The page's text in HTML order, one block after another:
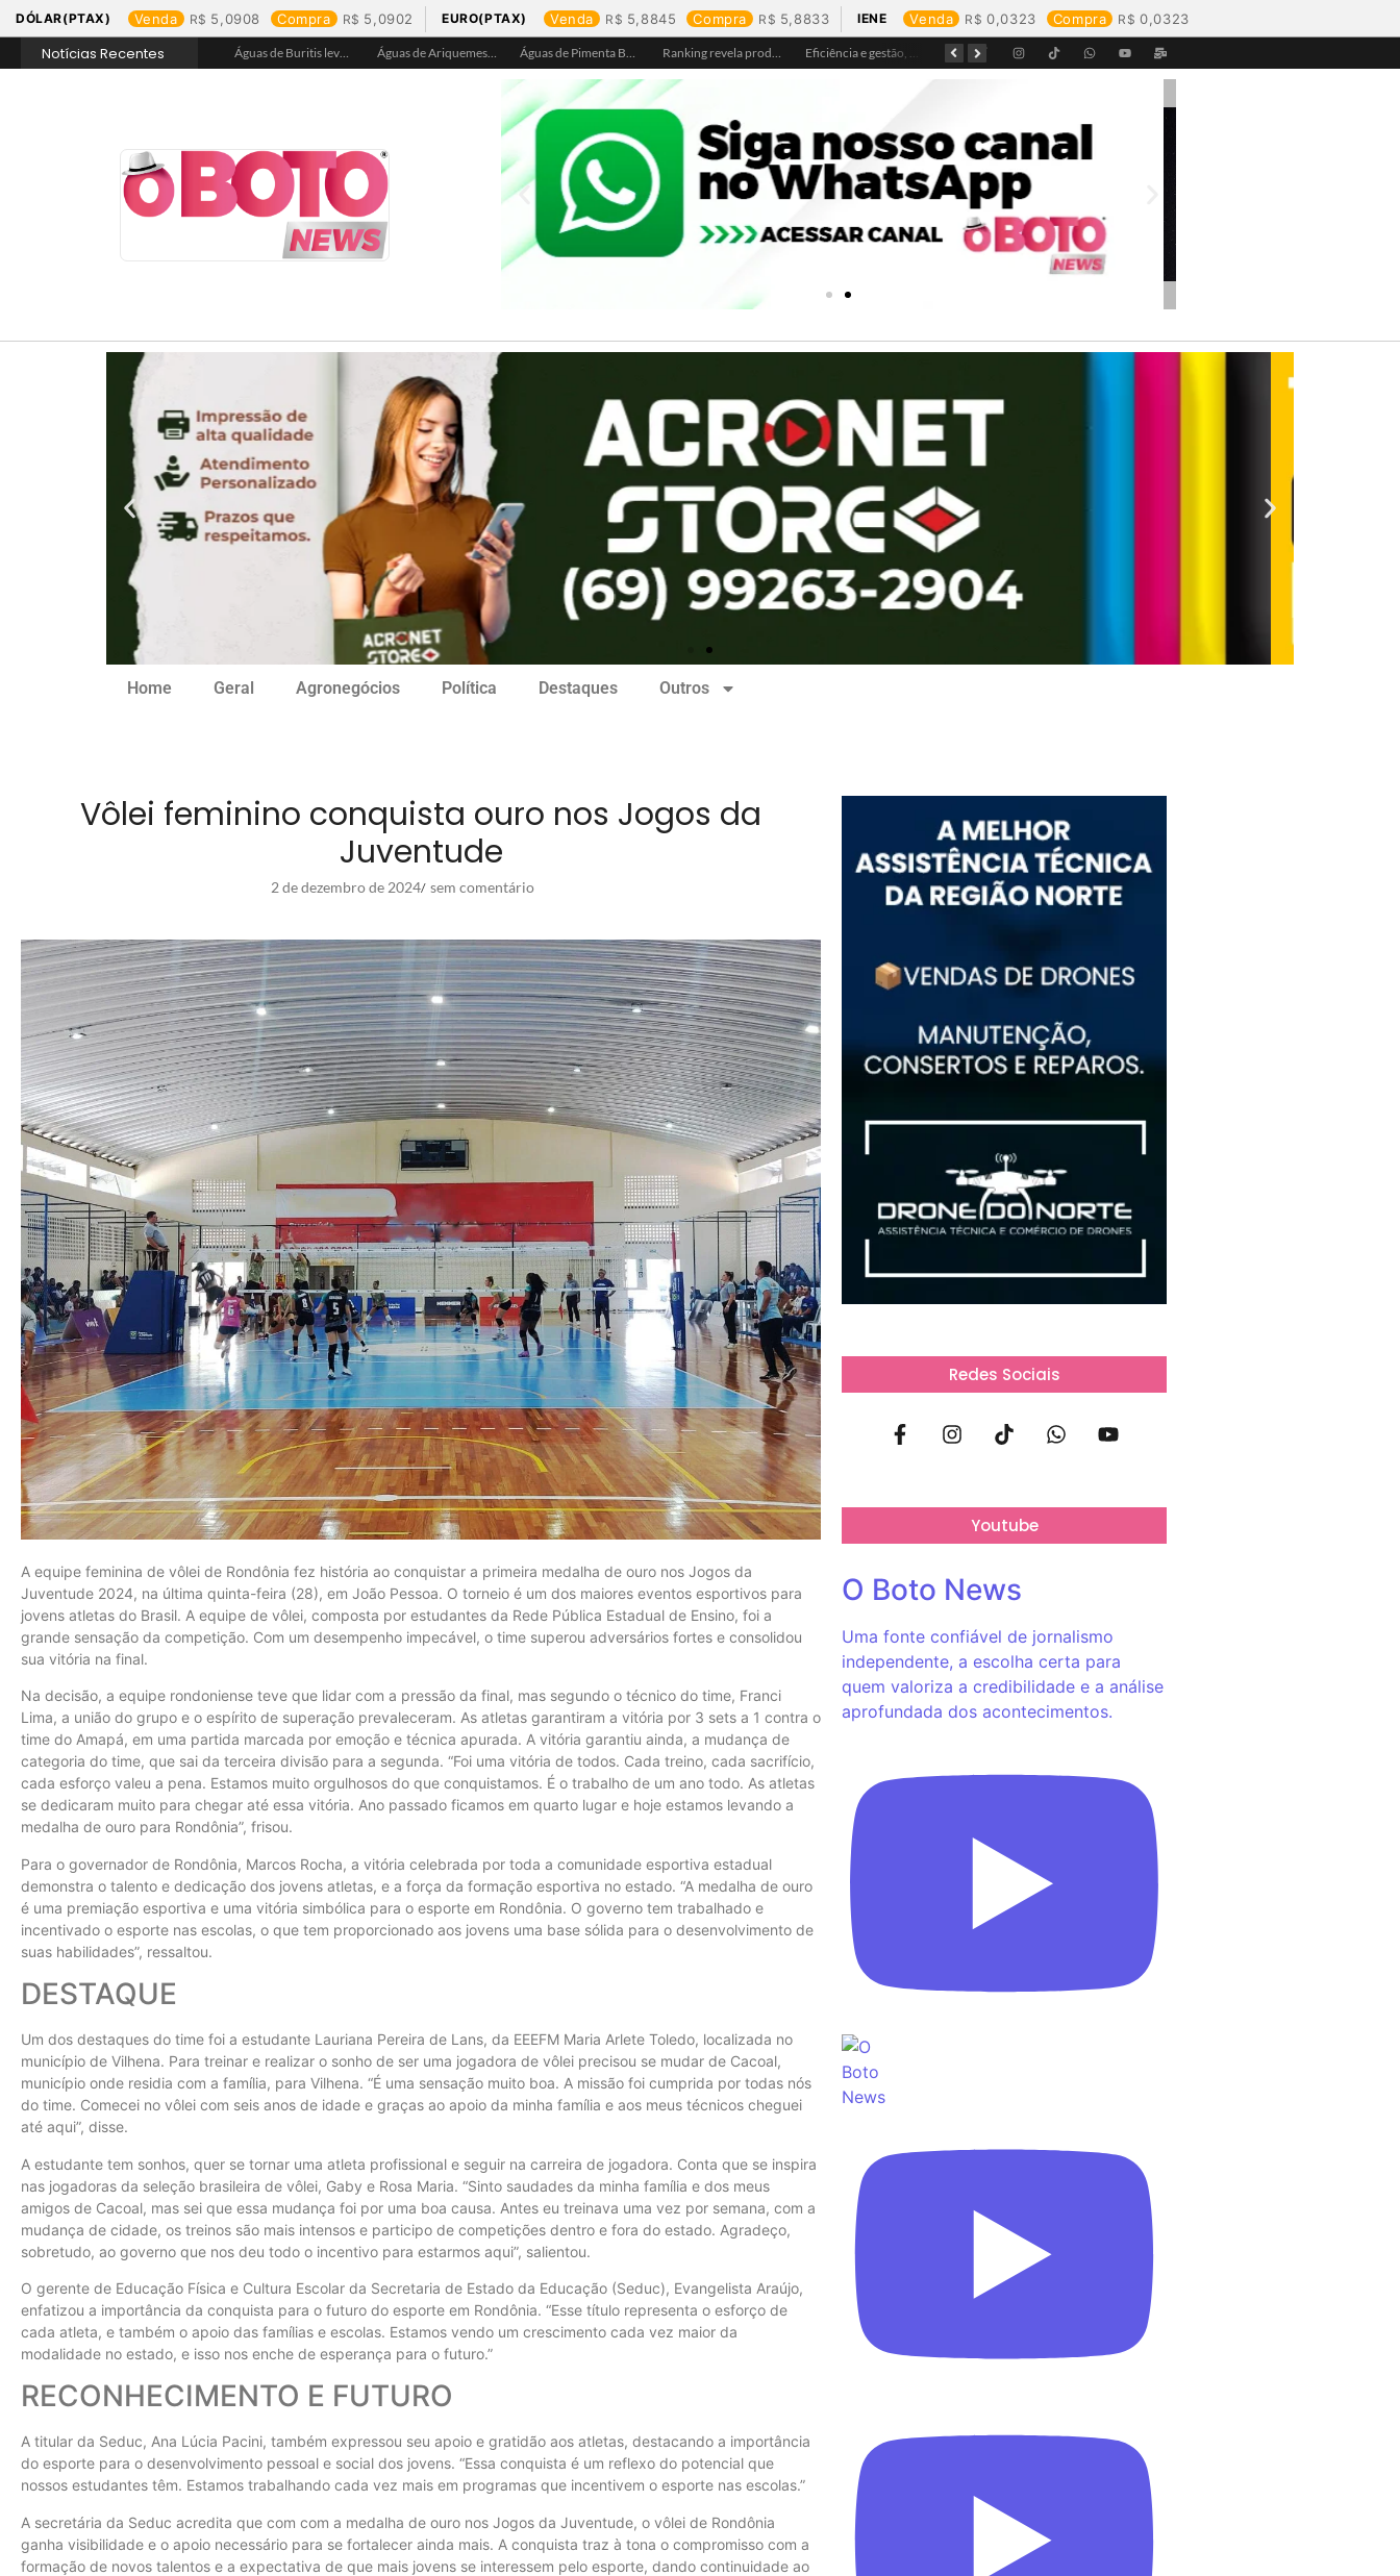
DÓLAR(PTAX) Venda 5,0908 Compra 5,0902 EURO(PTAX) Venda 5,8845 Compra 5,8833 IENE Venda 0,0323 Compra 0,0323
Notícias Recentes
Águas de Jaru garante hidratação e assegura acesso a água tratada na Praça de Alimentação durante Barco Cross Águas de Buritis leva hidratação e conscientização ao Festival de Flores de Holambra Águas de Ariquemes leva atendimento itinerante e orientações ao Distrito de Bom Futuro neste sábado, 25 Águas de Pimenta Bueno amplia rede de abastecimento e leva água tratada para moradores da região do aeroporto Ranking revela produtos mais comprados em cada estado e aponta drone como destaque em Rondônia Eficiência e gestão, Buritis se torna referência em controle de perdas de água Equipes da Aegea Rondônia passam por treinamento de prevenção e combate a princípios de incêndio e segurança no trabalho com inflamáveis Começa o Festival Peixes da Amazônia na Estrada de Ferro Madeira-Mamoré
Home Geral Agronegócios Política Destaques Outros
Vôlei feminino conquista ouro nos Jogos da
Juventude
2 de dezembro de 2024/ sem comentário
A equipe feminina de vôlei de Rondônia fez história ao conquistar a primeira medalha de ouro nos Jogos da
Juventude 2024, na última quinta-feira (28), em João Pessoa. O torneio é um dos maiores eventos esportivos para
jovens atletas do Brasil. A equipe de vôlei, composta por estudantes da Rede Pública Estadual de Ensino, foi a
grande sensação da competição. Com um desempenho impecável, o time superou adversários fortes e consolidou
sua vitória na final.
Na decisão, a equipe rondoniense teve que lidar com a pressão da final, mas segundo o técnico do time, Franci
Lima, a união do grupo e o espírito de superação prevaleceram. As atletas garantiram a vitória por 3 sets a 1 contra o
time do Amapá, em uma partida marcada por emoção e técnica apurada. A vitória garantiu ainda, a mudança de
categoria do time, que sai da terceira divisão para a segunda. “Foi uma vitória de todos. Cada treino, cada sacrifício,
cada esforço valeu a pena. Estamos muito orgulhosos do que conquistamos. É o trabalho de um ano todo. As atletas
se dedicaram muito para chegar até essa vitória. Ano passado ficamos em quarto lugar e hoje estamos levando a
medalha de ouro para Rondônia”, frisou.
Para o governador de Rondônia, Marcos Rocha, a vitória celebrada por toda a comunidade esportiva estadual
demonstra o talento e dedicação dos jovens atletas, e a força da formação esportiva no estado. “A medalha de ouro
é uma premiação esportiva e uma vitória simbólica para o esporte em Rondônia. O governo tem trabalhado e
incentivado o esporte nas escolas, o que tem proporcionado aos jovens uma base sólida para o desenvolvimento de
suas habilidades”, ressaltou.
DESTAQUE
Um dos destaques do time foi a estudante Lauriana Pereira de Lans, da EEEFM Maria Arlete Toledo, localizada no
município de Vilhena. Para treinar e realizar o sonho de ser uma jogadora de vôlei precisou se mudar de Cacoal,
município onde residia com a família, para Vilhena. “É uma sensação muito boa. A missão foi cumprida por todas nós
do time. Comecei no vôlei com seis anos de idade e graças ao apoio da minha família e aos meus técnicos cheguei
até aqui”, disse.
A estudante tem sonhos, quer se tornar uma atleta profissional e seguir na carreira de jogadora. Conta que se inspira
nas jogadoras da seleção brasileira de vôlei, Gaby e Rosa Maria. “Sinto saudades da minha família e dos meus
amigos de Cacoal, mas sei que essa mudança foi por uma boa causa. Antes eu treinava uma vez por semana, com a
mudança de cidade, os treinos são mais intensos e participo de competições dentro e fora do estado. Agradeço,
sobretudo, ao governo que nos deu todo o incentivo para estarmos aqui”, salientou.
O gerente de Educação Física e Cultura Escolar da Secretaria de Estado da Educação (Seduc), Evangelista Araújo,
enfatizou a importância da conquista para o futuro do esporte em Rondônia. “Esse título representa o esforço de
cada atleta, e também o apoio das famílias e escolas. Estamos vendo um crescimento cada vez maior da
modalidade no estado, e isso nos enche de esperança para o futuro.”
RECONHECIMENTO E FUTURO
A titular da Seduc, Ana Lúcia Pacini, também expressou seu apoio e gratidão aos atletas, destacando a importância
do esporte para o desenvolvimento pessoal e social dos jovens. “Essa conquista é um reflexo do potencial que
nossos estudantes têm. Estamos trabalhando cada vez mais em programas que incentivem o esporte nas escolas.”
A secretária da Seduc acredita que com com a medalha de ouro nos Jogos da Juventude, o vôlei de Rondônia
ganha visibilidade e o apoio necessário para se fortalecer ainda mais. A conquista traz à tona o compromisso com a
formação de novos talentos e a expectativa de que mais jovens se interessem pelo esporte, dando continuidade ao
Redes Sociais
Youtube
O Boto News
Uma fonte confiável de jornalismo
independente, a escolha certa para
quem valoriza a credibilidade e a análise
aprofundada dos acontecimentos.